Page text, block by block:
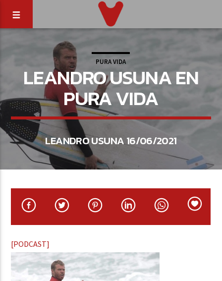
PURA VIDA
LEANDRO USUNA EN
PURA VIDA
LEANDRO USUNA 16/06/2021
[PODCAST]